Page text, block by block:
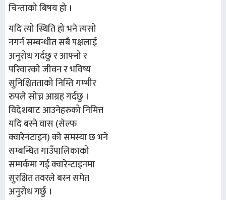
चिन्ताको बिषय हो ।
यदि त्यो स्थिति हो भने त्यसो
नगर्न सम्बन्धीत सबै पक्षलाई
अनुरोध गर्दछु र आफ्नो र
परिवारको जीवन र भविष्य
सुनिश्चितताको निम्ति गम्भीर
रुपले सोच्न आग्रह गर्दछु ।
विदेशबाट आउनेहरुको निमित्त
यदि बस्ने वास (सेल्फ
क्वारेनटाइन) को समस्या छ भने
सम्बन्धित गाउँपालिकाको
सम्पर्कमा गई क्वारेन्टाइनमा
सुरक्षित तवरले बस्न समेत
अनुरोध गर्छु ।